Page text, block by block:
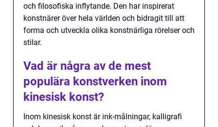
och filosofiska inflytande. Den har inspirerat
konstnärer över hela världen och bidragit till att
forma och utveckla olika konstnärliga rörelser och
stilar.
Vad är några av de mest
populära konstverken inom
kinesisk konst?
Inom kinesisk konst är ink-målningar, kalligrafi